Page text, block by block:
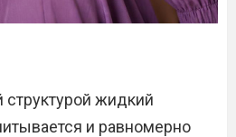
жидкий
и равномерно